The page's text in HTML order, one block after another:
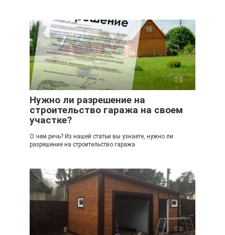
0
Нужно ли разрешение на
строительство гаража на своем
участке?
О чем речь? Из нашей статьи вы узнаете, нужно ли
разрешение на строительство гаража
0